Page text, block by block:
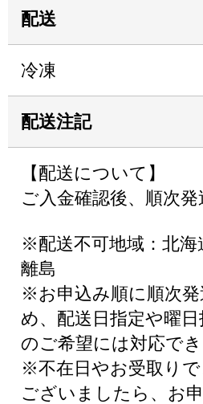
配送
冷凍
配送注記
【配送について】
ご入金確認後、順次発
※配送不可地域：北海
離島
※お申込み順に順次
め、配送日指定や曜
のご希望には対応でき
※不在日やお受取り
ございましたら、お